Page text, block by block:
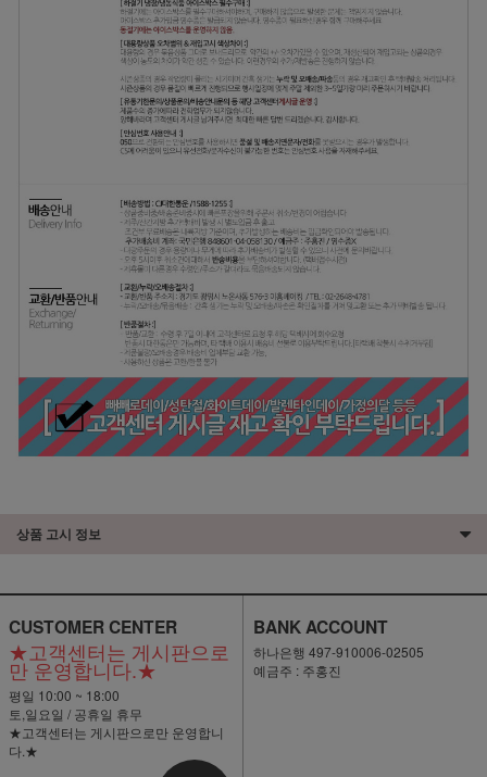
상품 고시 정보
CUSTOMER CENTER
★고객센터는 게시판으로
만 운영합니다.★
평일 10:00 ~ 18:00
토,일요일 / 공휴일 휴무
★고객센터는 게시판으로만 운영합니
다.★
BANK ACCOUNT
하나은행 497-910006-02505
예금주 : 주홍진